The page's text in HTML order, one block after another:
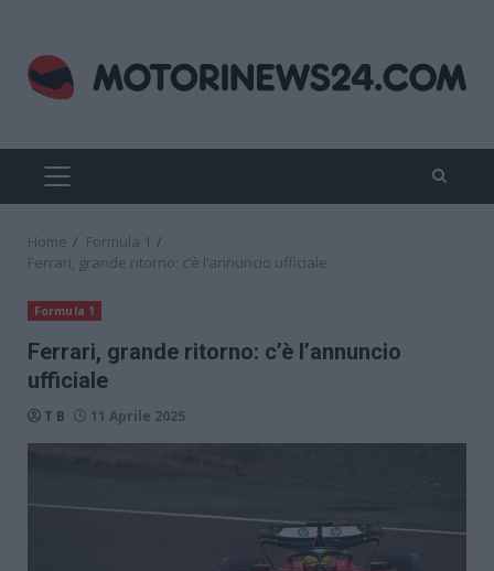
content
PRIMARY
MENU
Home
Formula 1
Ferrari, grande ritorno: c’è l’annuncio ufficiale
Formula 1
Ferrari, grande ritorno: c’è l’annuncio
ufficiale
T B 11 Aprile 2025